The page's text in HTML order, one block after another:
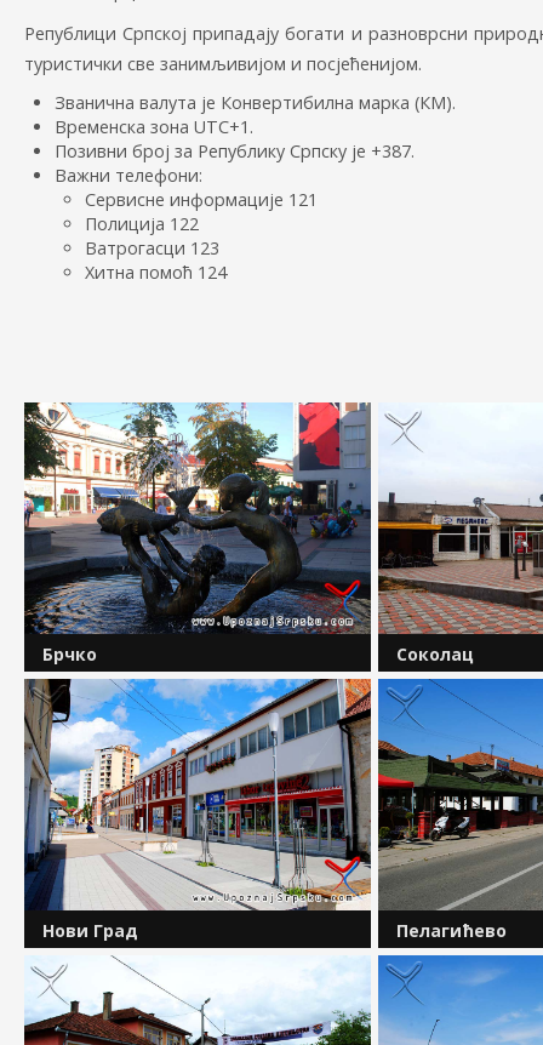
Републици Српској припадају богати и разноврсни
туристички све занимљивијом и посјећенијом.
Званична валута је Конвертибилна марка (КМ).
Временска зона UTC+1.
Позивни број за Републику Српску је +387.
Важни телефони:
Сервисне информације 121
Полиција 122
Ватрогасци 123
Хитна помоћ 124
Брчко
Брчко је град у сјевероисточном
дијелу Босне и Херцеговине и
административни центар Брчко
Дистрикта. У његовој близини налази
се тромеђа Републике Србије,
Републике Хрватске и Босне и...
Соколац
У источном
у подножју
сјеверном
простире се
Граничи са
Рогатица, Пале,
Нови Град
У долинама Уне и Сане, те на
падинама планина Грмеча и Козаре,
смјештена је општина Нови Град. Она
Пелагићево
Општина
након
територији